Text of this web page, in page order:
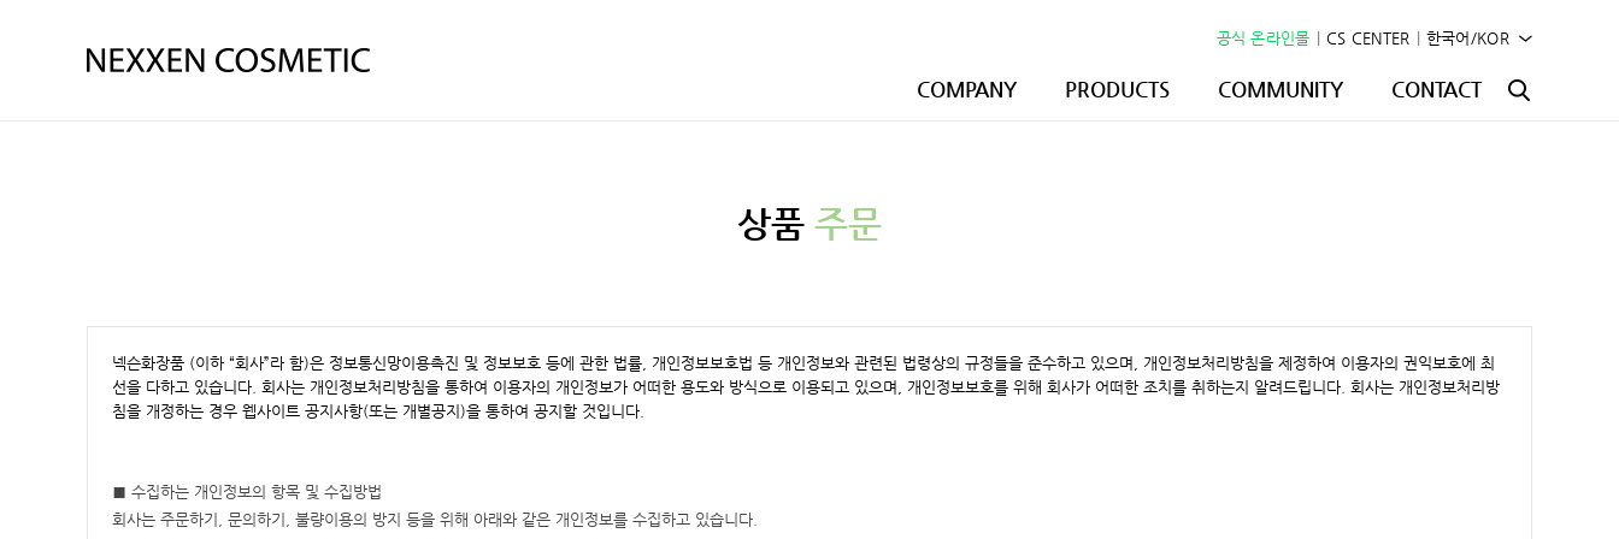
공식 온라인몰 CS CENTER 한국어/KOR
COMPANY PRODUCTS COMMUNITY CONTACT
상품 주문
넥슨화장품 (이하 “회사”라 함)은 정보통신망이용촉진 및 정보보호 등에 관한 법률, 개인정보보호법 등 개인정보와 관련된 법령상의 규정들을 준수하고 있으며, 개인정보처리방침을 제정하여 이용자의 권익보호에 최
선을 다하고 있습니다. 회사는 개인정보처리방침을 통하여 이용자의 개인정보가 어떠한 용도와 방식으로 이용되고 있으며, 개인정보보호를 위해 회사가 어떠한 조치를 취하는지 알려드립니다. 회사는 개인정보처리방
침을 개정하는 경우 웹사이트 공지사항(또는 개별공지)을 통하여 공지할 것입니다.
■ 수집하는 개인정보의 항목 및 수집방법
회사는 주문하기, 문의하기, 불량이용의 방지 등을 위해 아래와 같은 개인정보를 수집하고 있습니다.